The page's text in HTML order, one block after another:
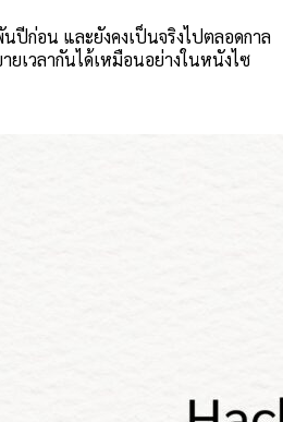
ปีก่อน และยังคงเป็นจริงไปตลอดกาล
ยเวลากันได้เหมือนอย่างในหนังไซ